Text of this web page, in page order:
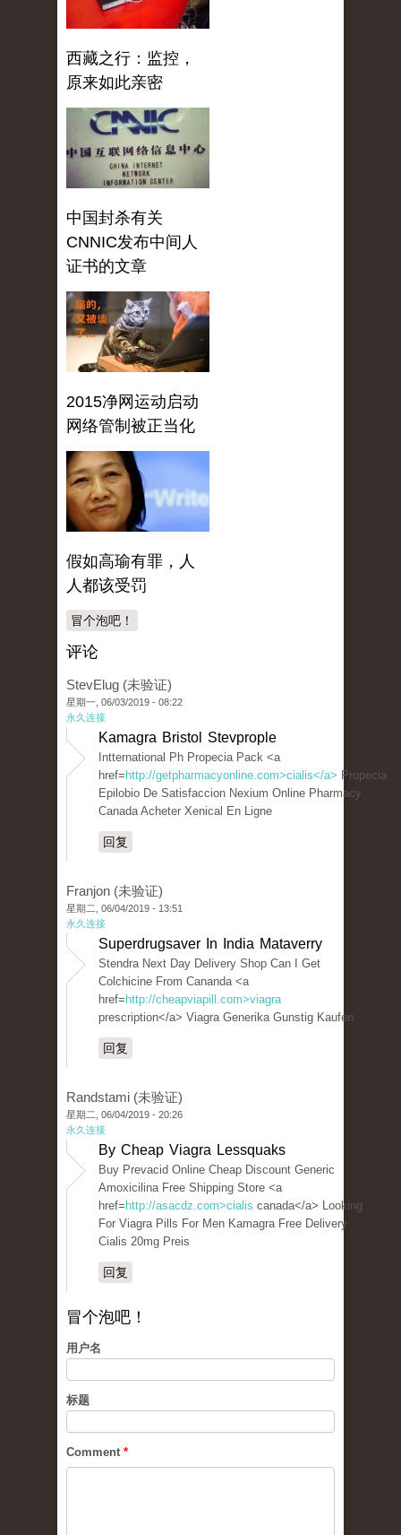
西藏之行：监控，
原来如此亲密
中国封杀有关
CNNIC发布中间人
证书的文章
2015净网运动启动
网络管制被正当化
假如高瑜有罪，人
人都该受罚
冒个泡吧！
评论
StevElug (未验证)
星期一, 06/03/2019 - 08:22
永久连接
Kamagra Bristol Stevprople
Intternational Ph Propecia Pack <a
href= http://getpharmacyonline.com>cialis</a> Propecia
Epilobio De Satisfaccion Nexium Online Pharmacy
Canada Acheter Xenical En Ligne
回复
Franjon (未验证)
星期二, 06/04/2019 - 13:51
永久连接
Superdrugsaver In India Mataverry
Stendra Next Day Delivery Shop Can I Get
Colchicine From Cananda <a
href= http://cheapviapill.com>viagra
prescription</a> Viagra Generika Gunstig Kaufen
回复
Randstami (未验证)
星期二, 06/04/2019 - 20:26
永久连接
By Cheap Viagra Lessquaks
Buy Prevacid Online Cheap Discount Generic
Amoxicilina Free Shipping Store <a
href= http://asacdz.com>cialis canada</a> Looking
For Viagra Pills For Men Kamagra Free Delivery
Cialis 20mg Preis
回复
冒个泡吧！
用户名
标题
Comment *